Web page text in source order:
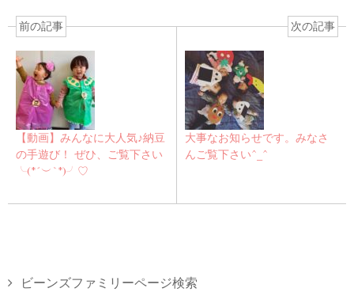
前の記事
【動画】みんなに大人気♪納豆
の手遊び！ ぜひ、ご覧下さい
╰(*´︶`*)╯♡
次の記事
大事なお知らせです。みなさ
んご覧下さい^_^
ビーンズファミリーページ検索